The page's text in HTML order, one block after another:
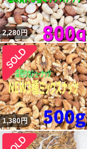
2,280円
1,380円